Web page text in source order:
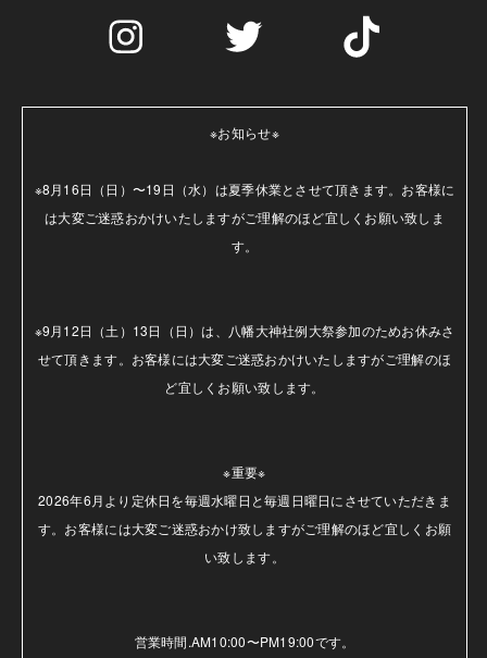
※お知らせ※
※8月16日（日）〜19日（水）は夏季休業とさせて頂きます。お客様に
は大変ご迷惑おかけいたしますがご理解のほど宜しくお願い致しま
す。
※9月12日（土）13日（日）は、八幡大神社例大祭参加のためお休みさ
せて頂きます。お客様には大変ご迷惑おかけいたしますがご理解のほ
ど宜しくお願い致します。
※重要※
2026年6月より定休日を毎週水曜日と毎週日曜日にさせていただきま
す。お客様には大変ご迷惑おかけ致しますがご理解のほど宜しくお願
い致します。
営業時間.AM10:00〜PM19:00です。